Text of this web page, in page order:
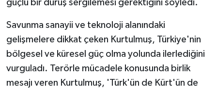
güçlü bir duruş sergilemesi gerektiğini söyledi.
Savunma sanayii ve teknoloji alanındaki
gelişmelere dikkat çeken Kurtulmuş, Türkiye'nin
bölgesel ve küresel güç olma yolunda ilerlediğini
vurguladı. Terörle mücadele konusunda birlik
mesajı veren Kurtulmuş, 'Türk'ün de Kürt'ün de